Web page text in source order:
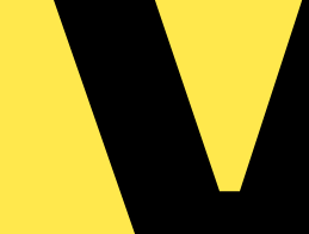
Zugang zu Branchennews,
und Tools – alles auf einer